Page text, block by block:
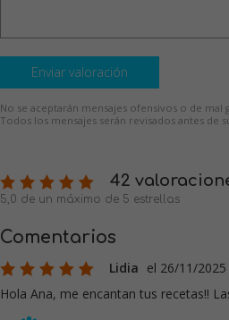
Enviar valoración
No se aceptarán mensajes ofensivos o de mal
Todos los mensajes serán revisados antes de
42
5,0 de un máximo de 5 estrellas
Comentarios
Lidia el 26/11/2025
Hola Ana, me encantan tus recetas!!